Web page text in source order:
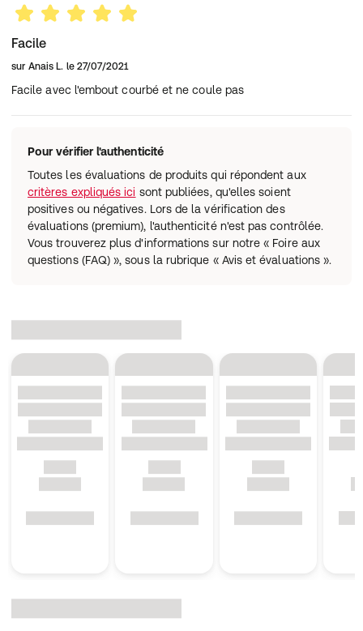
Facile
sur Anais L. le 27/07/2021
Facile avec l'embout courbé et ne coule pas
Pour vérifier l'authenticité
Toutes les évaluations de produits qui répondent aux
critères expliqués ici sont publiées, qu'elles soient
positives ou négatives. Lors de la vérification des
évaluations (premium), l'authenticité n'est pas contrôlée.
Vous trouverez plus d'informations sur notre « Foire aux
questions (FAQ) », sous la rubrique « Avis et évaluations ».